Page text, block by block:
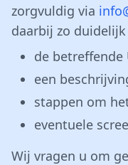
zorgvuldig via
daarbij zo
de
een
stappen om
eventuele
Wij vragen u om